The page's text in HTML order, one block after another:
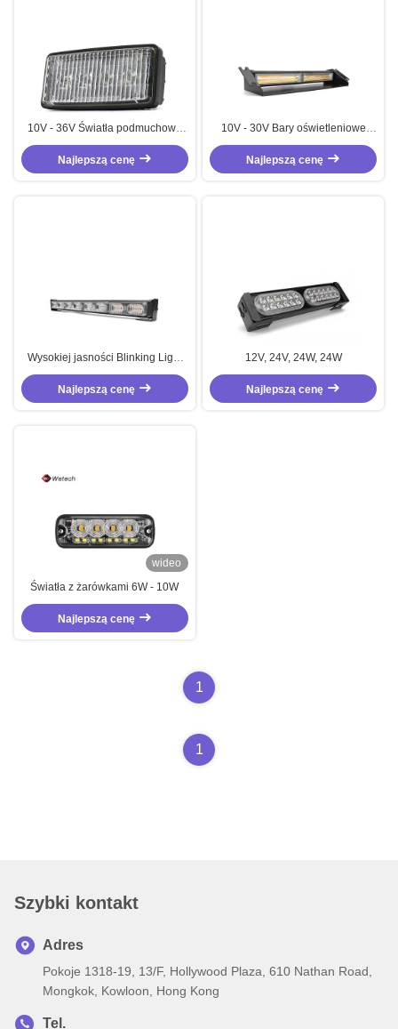
10V - 36V Światła podmuchowe
20W Światła LED dla ciężarówek
Najlepszą cenę
10V - 30V Bary oświetleniowe
awaryjne 12W Bary doradcze
ruchu drogowego
Najlepszą cenę
Wysokiej jasności Blinking Light
Bar 18W LED Strobe Lights For
Cars
Najlepszą cenę
12V, 24V, 24W, 24W
Najlepszą cenę
wideo
Światła z żarówkami 6W - 10W
Najlepszą cenę
1
1
Szybki kontakt
Adres
Pokoje 1318-19, 13/F, Hollywood Plaza, 610 Nathan Road,
Mongkok, Kowloon, Hong Kong
Tel.